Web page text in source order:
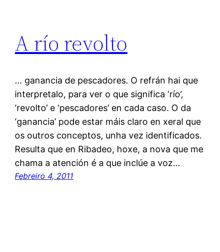
A río revolto
… ganancia de pescadores. O refrán hai que
interpretalo, para ver o que significa ‘río’,
‘revolto’ e ‘pescadores’ en cada caso. O da
‘ganancia’ pode estar máis claro en xeral que
os outros conceptos, unha vez identificados.
Resulta que en Ribadeo, hoxe, a nova que me
chama a atención é a que inclúe a voz…
Febreiro 4, 2011